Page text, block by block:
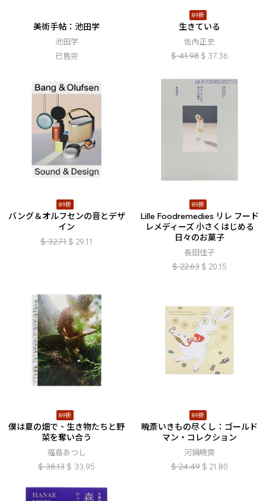
美術手帖：池田学
池田学
已售完
89折
生きている
佐內正史
$ 41.98 $ 37.36
89折
バング＆オルフセンの音とデザ
イン
$ 32.71 $ 29.11
89折
Lille Foodremedies リレ フード
レメディーズ 小さくはじめる
日々のお菓子
長田佳子
$ 22.63 $ 20.15
89折
僕は夏の畑で、生き物たちと野
菜を奪い合う
福島あつし
$ 38.13 $ 33.95
89折
暁斎いきもの尽くし：ゴールド
マン・コレクション
河鍋曉齋
$ 24.49 $ 21.80